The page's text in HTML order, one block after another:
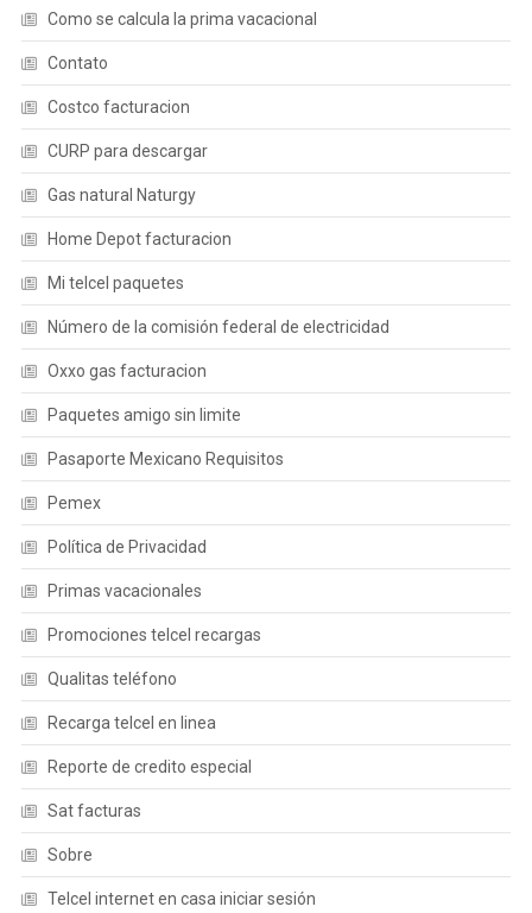
Como se calcula la prima vacacional
Contato
Costco facturacion
CURP para descargar
Gas natural Naturgy
Home Depot facturacion
Mi telcel paquetes
Número de la comisión federal de electricidad
Oxxo gas facturacion
Paquetes amigo sin limite
Pasaporte Mexicano Requisitos
Pemex
Política de Privacidad
Primas vacacionales
Promociones telcel recargas
Qualitas teléfono
Recarga telcel en linea
Reporte de credito especial
Sat facturas
Sobre
Telcel internet en casa iniciar sesión